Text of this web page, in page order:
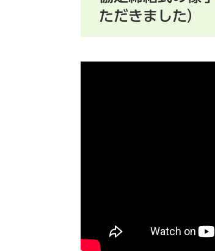
ただきました）